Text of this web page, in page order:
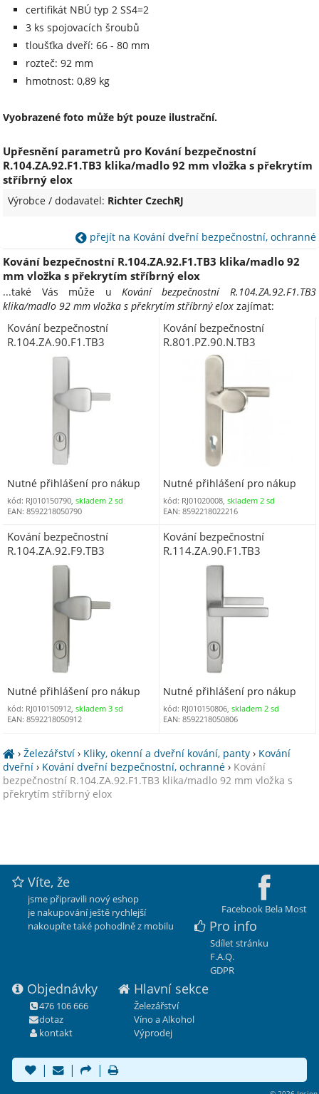
certifikát NBÚ typ 2 SS4=2
3 ks spojovacích šroubů
tloušťka dveří: 66 - 80 mm
rozteč: 92 mm
hmotnost: 0,89 kg
Vyobrazené foto může být pouze ilustrační.
Upřesnění parametrů pro Kování bezpečnostní
R.104.ZA.92.F1.TB3 klika/madlo 92 mm vložka s překrytím
stříbrný elox
Výrobce / dodavatel: Richter CzechRJ
přejít na Kování dveřní bezpečnostní, ochranné
Kování bezpečnostní R.104.ZA.92.F1.TB3 klika/madlo 92
mm vložka s překrytím stříbrný elox
...také Vás může u Kování bezpečnostní R.104.ZA.92.F1.TB3
klika/madlo 92 mm vložka s překrytím stříbrný elox zajímat:
Kování bezpečnostní
R.104.ZA.90.F1.TB3
klika/madlo 90 mm vložka s
Nutné přihlášení pro nákup
kód: RJ010150790, skladem 2 sd
EAN: 8592218050790
Kování bezpečnostní
R.801.PZ.90.N.TB3
klika/madlo 90 mm vložka
Nutné přihlášení pro nákup
kód: RJ01020008,skladem 2 sd
EAN: 8592218022216
Kování bezpečnostní
R.104.ZA.92.F9.TB3
klika/madlo 92 mm vložka s
překrytím imitace nerezu
Nutné přihlášení pro nákup
kód: RJ010150912, skladem 3 sd
EAN: 8592218050912
Kování bezpečnostní
R.114.ZA.90.F1.TB3
klika/klika 90 mm vložka s
Nutné přihlášení pro nákup
kód: RJ010150806,skladem 2 sd
EAN: 8592218050806
›Železářství › Kliky, okenní a dveřní kování, panty › Kování
dveřní › Kování dveřní bezpečnostní, ochranné › Kování
bezpečnostní R.104.ZA.92.F1.TB3 klika/madlo 92 mm vložka s
překrytím stříbrný elox
Facebook Bela Most
Víte, že
jsme připravili nový eshop
je nakupování ještě rychlejší
nakoupíte také pohodlně z mobilu
Pro info
Sdílet stránku
F.A.Q.
GDPR
Objednávky
476 106 666
dotaz
kontakt
Hlavní sekce
Železářství
Víno a Alkohol
Výprodej
| | |